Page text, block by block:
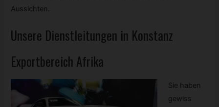
Aussichten.
Unsere Dienstleitungen in Konstanz
Exportbereich Afrika
Sie haben
gewiss